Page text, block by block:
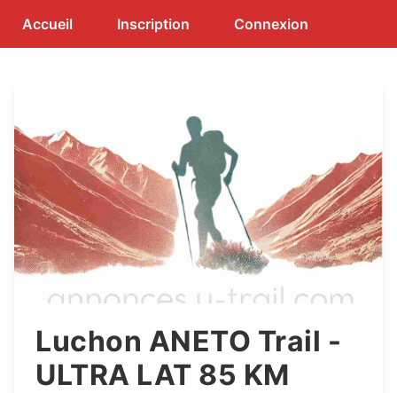
Accueil Inscription Connexion
Luchon ANETO Trail -
ULTRA LAT 85 KM